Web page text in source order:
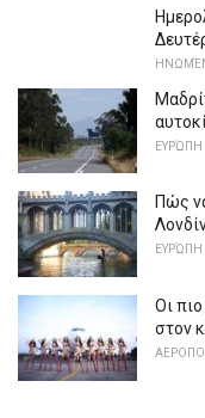
ΕΥΡΏΠΗ
Πώς
ΕΥΡΏΠΗ
Οι
στον